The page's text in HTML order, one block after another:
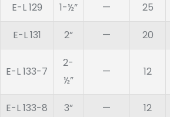
E-L 129 1-½” — 25
E-L 131 2” — 20
E-L 133-7
2-
½”
— 12
E-L 133-8 3” — 12